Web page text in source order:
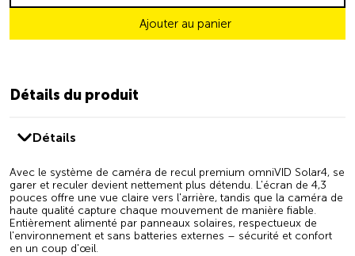
Ajouter au panier
Détails du produit
Détails
Avec le système de caméra de recul premium omniVID Solar4, se
garer et reculer devient nettement plus détendu. L'écran de 4,3
pouces offre une vue claire vers l'arrière, tandis que la caméra de
haute qualité capture chaque mouvement de manière fiable.
Entièrement alimenté par panneaux solaires, respectueux de
l'environnement et sans batteries externes – sécurité et confort
en un coup d'œil.